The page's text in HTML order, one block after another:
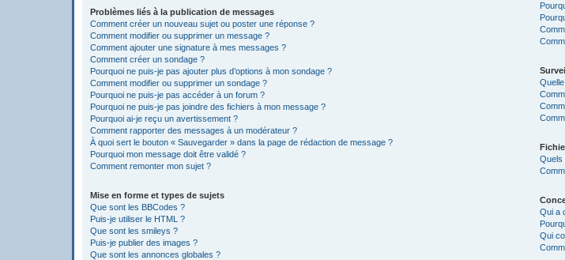
Problèmes liés à la publication de messages
Comment créer un nouveau sujet ou poster une réponse ?
Comment modifier ou supprimer un message ?
Comment ajouter une signature à mes messages ?
Comment créer un sondage ?
Pourquoi ne puis-je pas ajouter plus d’options à mon sondage ?
Comment modifier ou supprimer un sondage ?
Pourquoi ne puis-je pas accéder à un forum ?
Pourquoi ne puis-je pas joindre des fichiers à mon message ?
Pourquoi ai-je reçu un avertissement ?
Comment rapporter des messages à un modérateur ?
À quoi sert le bouton « Sauvegarder » dans la page de rédaction de message ?
Pourquoi mon message doit être validé ?
Comment remonter mon sujet ?
Mise en forme et types de sujets
Que sont les BBCodes ?
Puis-je utiliser le HTML ?
Que sont les smileys ?
Puis-je publier des images ?
Que sont les annonces globales ?
Quels
Qui a
Qui